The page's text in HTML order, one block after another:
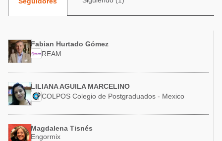
Acuacultura
Avicultura
Porcicultura
Lechería
Balanceados - Piensos
Avicultura
Ganadería
Lechería
Fabian Hurtado Gómez
REAM
LILIANA AGUILA MARCELINO
COLPOS Colegio de Postgraduados - Mexico
Magdalena Tisnés
Engormix